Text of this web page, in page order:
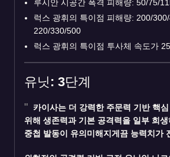
루시안 시공간 폭격 피해량: 50/75/
럭스 광휘의 특이점 피해량: 200/
220/330/500
럭스 광휘의 특이점 투사체 속도가
유닛: 3단계
카이사는 더 강력한 주문력 기반 핵심
위해 생존력과 기본 공격력을 일부 희
중첩 발동이 유의미해지게끔 능력치가